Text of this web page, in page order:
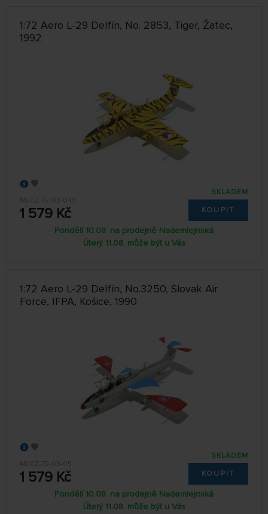
1:72 Aero L-29 Delfín, No. 2853, Tiger, Žatec,
1992
MLCZ-72-03-04B
1 579 Kč
SKLADEM
KOUPIT
Pondělí 10.08. na prodejně Nademlejnská
Úterý 11.08. může být u Vás
1:72 Aero L-29 Delfín, No.3250, Slovak Air
Force, IFPA, Košice, 1990
MLCZ-72-03-05
1 579 Kč
SKLADEM
KOUPIT
Pondělí 10.08. na prodejně Nademlejnská
Úterý 11.08. může být u Vás